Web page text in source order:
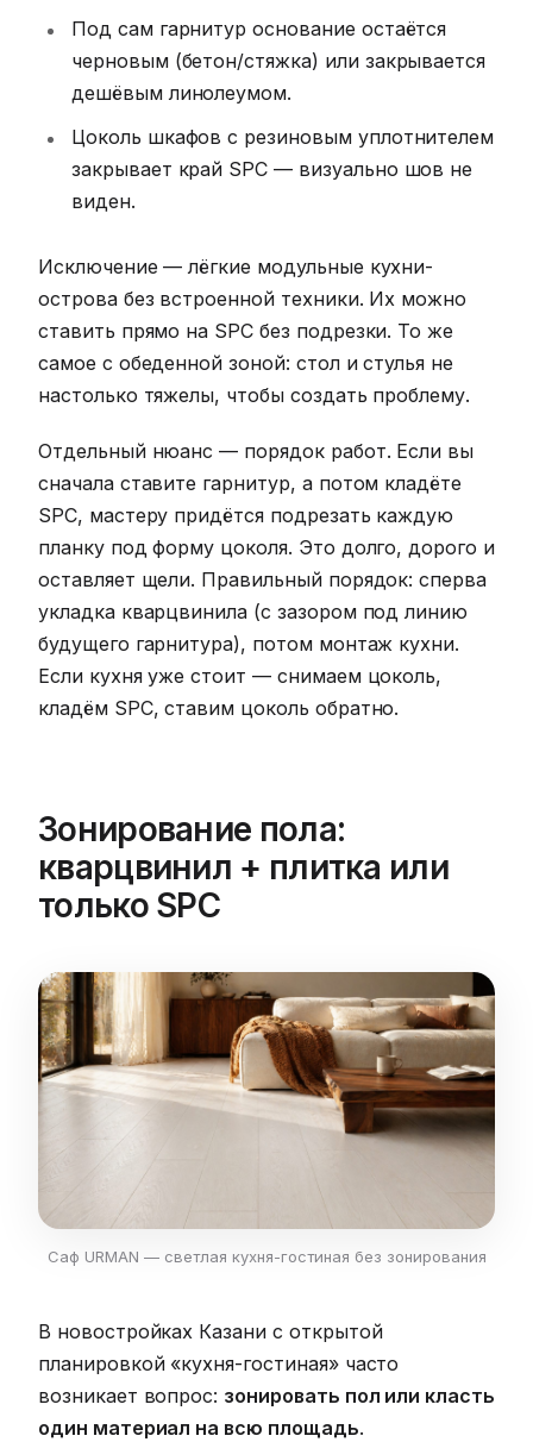
Под сам гарнитур основание остаётся
черновым (бетон/стяжка) или закрывается
дешёвым линолеумом.
Цоколь шкафов с резиновым уплотнителем
закрывает край SPC — визуально шов не
виден.
Исключение — лёгкие модульные кухни-
острова без встроенной техники. Их можно
ставить прямо на SPC без подрезки. То же
самое с обеденной зоной: стол и стулья не
настолько тяжелы, чтобы создать проблему.
Отдельный нюанс — порядок работ. Если вы
сначала ставите гарнитур, а потом кладёте
SPC, мастеру придётся подрезать каждую
планку под форму цоколя. Это долго, дорого и
оставляет щели. Правильный порядок: сперва
укладка кварцвинила (с зазором под линию
будущего гарнитура), потом монтаж кухни.
Если кухня уже стоит — снимаем цоколь,
кладём SPC, ставим цоколь обратно.
Зонирование пола:
кварцвинил + плитка или
только SPC
Саф URMAN — светлая кухня-гостиная без зонирования
В новостройках Казани с открытой
планировкой «кухня-гостиная» часто
возникает вопрос: зонировать пол или класть
один материал на всю площадь.